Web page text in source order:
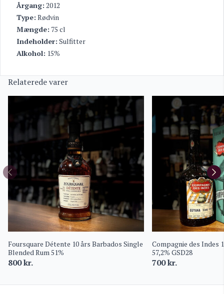
Årgang: 2012
Type: Rødvin
Mængde: 75 cl
Indeholder: Sulfitter
Alkohol: 15%
Relaterede varer
Foursquare Détente 10 års Barbados Single
Blended Rum 51%
800kr.
Compagnie des Indes
57,2% GSD28
700kr.